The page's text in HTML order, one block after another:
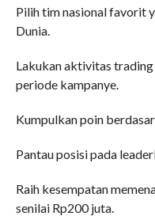
Pilih tim nasional favorit
Dunia.
Lakukan aktivitas trading
periode kampanye.
Kumpulkan poin
Pantau posisi pada
Raih kesempatan
senilai Rp200 juta.